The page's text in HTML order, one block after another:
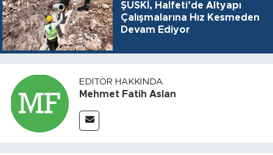
ŞUSKİ, Halfeti’de Altyapı
Çalışmalarına Hız Kesmeden
Devam Ediyor
EDITÖR HAKKINDA
Mehmet Fatih Aslan